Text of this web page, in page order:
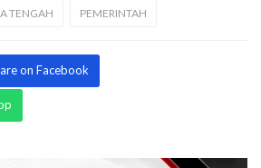
TENGAH PEMERINTAH
on Facebook